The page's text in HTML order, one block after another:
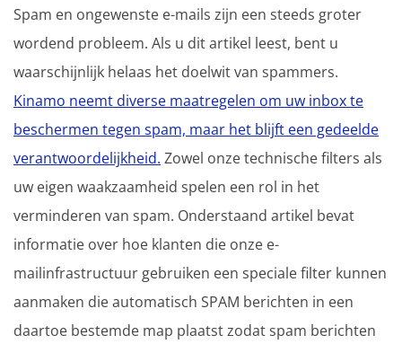
Spam en ongewenste e-mails zijn een steeds groter
wordend probleem. Als u dit artikel leest, bent u
waarschijnlijk helaas het doelwit van spammers.
Kinamo neemt diverse maatregelen om uw inbox te
beschermen tegen spam, maar het blijft een gedeelde
verantwoordelijkheid. Zowel onze technische filters als
uw eigen waakzaamheid spelen een rol in het
verminderen van spam. Onderstaand artikel bevat
informatie over hoe klanten die onze e-
mailinfrastructuur gebruiken een speciale filter kunnen
aanmaken die automatisch SPAM berichten in een
daartoe bestemde map plaatst zodat spam berichten